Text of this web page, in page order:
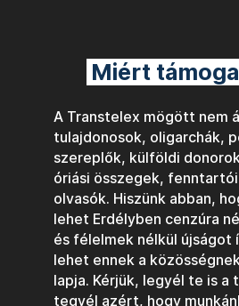
Miért
A Transtelex mögött nem
tulajdonosok, oligarchák,
szereplők, külföldi
óriási összegek, fenntartói
olvasók. Hiszünk abban,
lehet Erdélyben cenzúra
és félelmek nélkül újságot
lehet ennek a
lapja. Kérjük, legyél te is a
tegyél azért, hogy